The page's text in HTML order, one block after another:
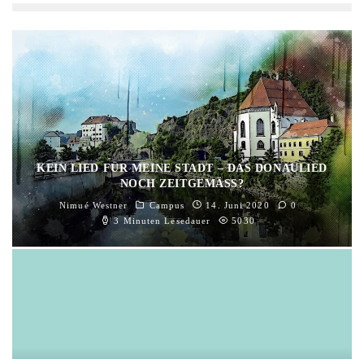
KEIN LIED FÜR MEINE STADT – DAS DONAULIED
NOCH ZEITGEMÄSS?
Nimué Westner Campus 14. Juni 2020
0
3 Minuten Lesedauer
5030